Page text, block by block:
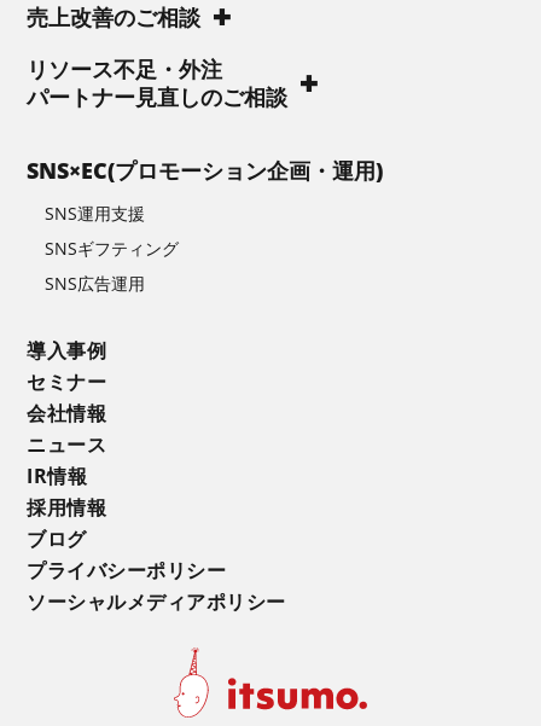
売上改善のご相談
リソース不足・外注
パートナー見直しのご相談
SNS×EC(プロモーション企画・運用)
SNS運用支援
SNSギフティング
SNS広告運用
導入事例
セミナー
会社情報
ニュース
IR情報
採用情報
ブログ
プライバシーポリシー
ソーシャルメディアポリシー